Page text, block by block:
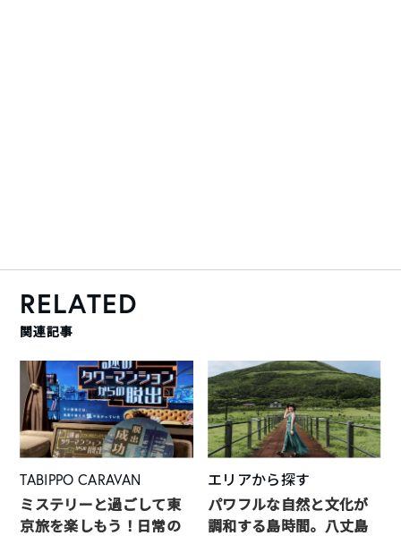
RELATED
関連記事
TABIPPO CARAVAN
ミステリーと過ごして東
京旅を楽しもう！日常の
エリアから探す
パワフルな自然と文化が
調和する島時間。八丈島